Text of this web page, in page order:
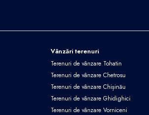
Vânzări terenuri
Terenuri de vânzare Tohatin
Terenuri de vânzare Chetrosu
Terenuri de vânzare Chișinău
Terenuri de vânzare Ghidighici
Terenuri de vânzare Vorniceni